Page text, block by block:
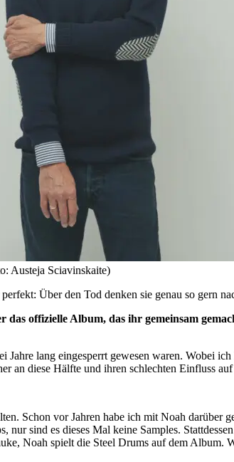
Austeja Sciavinskaite)
Über den Tod denken sie genau so gern
offizielle Album, das ihr gemeinsam
lang eingesperrt gewesen waren. Wobei
an diese Hälfte und ihren schlechten Einfluss
Schon vor Jahren habe ich mit Noah darüber
sind es dieses Mal keine Samples.
Noah spielt die Steel Drums auf dem Album.